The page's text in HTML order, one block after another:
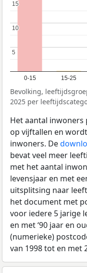
0-15 15-25
5
5
10
10
15
15
Bevolking,
2025 per
Het aantal
op vijftallen en
inwoners. De
bevat veel meer
met het aantal
levensjaar en met
uitsplitsing naar
het document met
voor iedere 5 jarige
en met ‘90 jaar en
(numerieke)
van 1998 tot en met